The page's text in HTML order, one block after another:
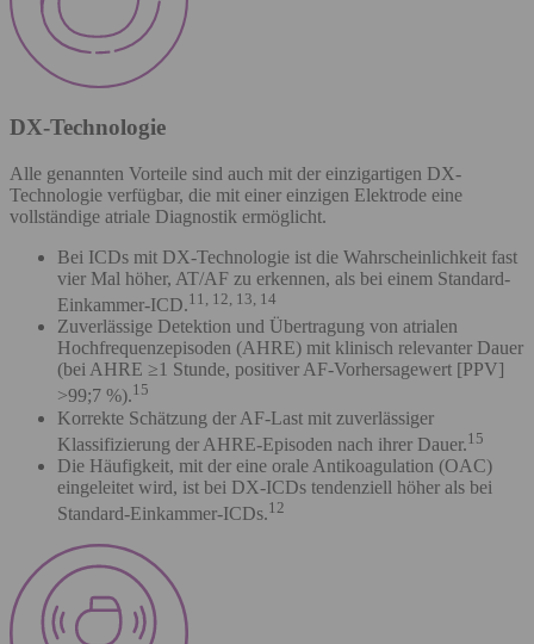
DX-Technologie
Alle genannten Vorteile sind auch mit der einzigartigen DX-
Technologie verfügbar, die mit einer einzigen Elektrode eine
vollständige atriale Diagnostik ermöglicht.
Bei ICDs mit DX-Technologie ist die Wahrscheinlichkeit fast
vier Mal höher, AT/AF zu erkennen, als bei einem Standard-
Einkammer-ICD.11, 12, 13, 14
Zuverlässige Detektion und Übertragung von atrialen
Hochfrequenzepisoden (AHRE) mit klinisch relevanter Dauer
(bei AHRE ≥1 Stunde, positiver AF-Vorhersagewert [PPV]
>99;7 %).15
Korrekte Schätzung der AF-Last mit zuverlässiger
Klassifizierung der AHRE-Episoden nach ihrer Dauer.15
Die Häufigkeit, mit der eine orale Antikoagulation (OAC)
eingeleitet wird, ist bei DX-ICDs tendenziell höher als bei
Standard-Einkammer-ICDs.12